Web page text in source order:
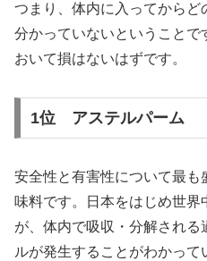
つまり、体内に入ってから
分かっていないということで
おいて損はないはずです。
1位 アステルパーム
安全性と有害性について最
味料です。日本をはじめ世
が、体内で吸収・分解され
ルが発生することがわかって